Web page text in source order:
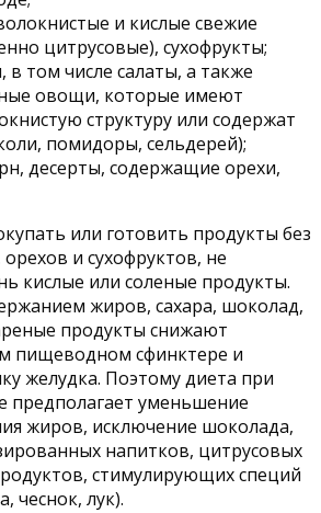
и кислые свежие
цитрусовые), сухофрукты;
том числе салаты, а также
овощи, которые имеют
структуру или содержат
помидоры, сельдерей);
десерты, содержащие орехи,
или готовить продукты без
и сухофруктов, не
кислые или соленые продукты.
жиров, сахара, шоколад,
продукты снижают
пищеводном сфинктере и
желудка. Поэтому диета при
предполагает уменьшение
жиров, исключение шоколада,
напитков, цитрусовых
стимулирующих специй
чеснок, лук).